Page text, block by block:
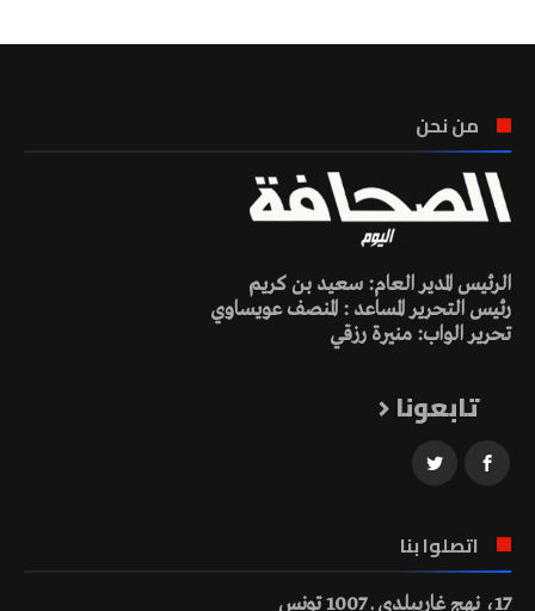
من نحن
الرئيس المدير العام: سعيد بن كريم
رئيس التحرير المساعد : المنصف عويساوي
تحرير الواب: منيرة رزقي
تابعونا
اتصلوا بنا
17، نهج غاريبلدي ـ 1007 تونس